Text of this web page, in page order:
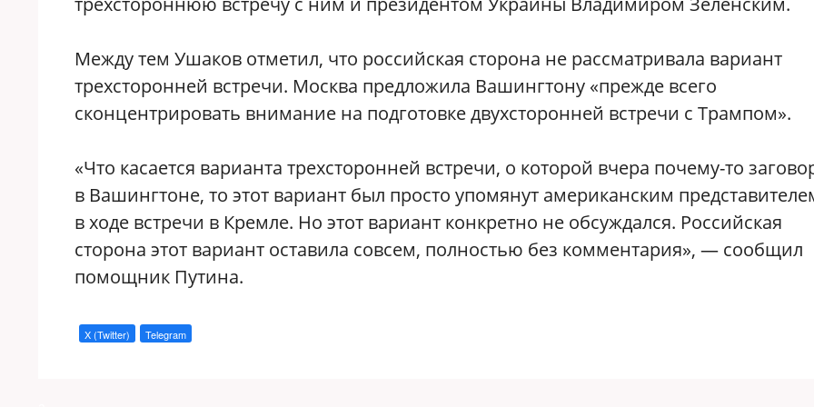
Между тем Ушаков отметил, что российская сторона не рассматривала вариант
трехсторонней встречи. Москва предложила Вашингтону «прежде всего
сконцентрировать внимание на подготовке двухсторонней встречи с Трампом».
«Что касается варианта трехсторонней встречи, о которой вчера почему-то
в Вашингтоне, то этот вариант был просто упомянут американским
в ходе встречи в Кремле. Но этот вариант конкретно не обсуждался. Российская
сторона этот вариант оставила совсем, полностью без комментария», — сообщил
помощник Путина.
X (Twitter) Telegram